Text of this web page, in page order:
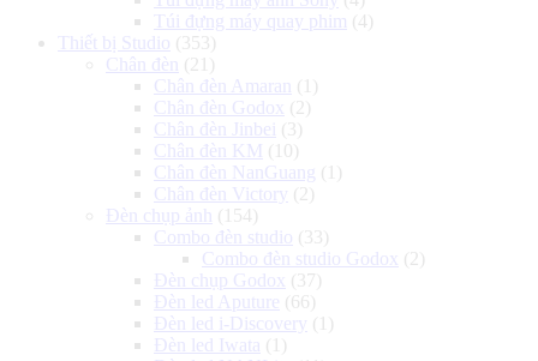
Túi đựng máy quay phim (4)
Thiết bị Studio (353)
Chân đèn
(21)
Chân đèn Amaran
(1)
Chân đèn Godox (2)
Chân đèn Jinbei (3)
Chân đèn KM (10)
Chân đèn NanGuang (1)
Chân đèn Victory (2)
Đèn chụp ảnh
(154)
Combo đèn studio (33)
Combo đèn studio Godox (2)
Đèn chụp Godox (37)
Đèn led Aputure (66)
Đèn led i-Discovery (1)
Đèn led Iwata (1)